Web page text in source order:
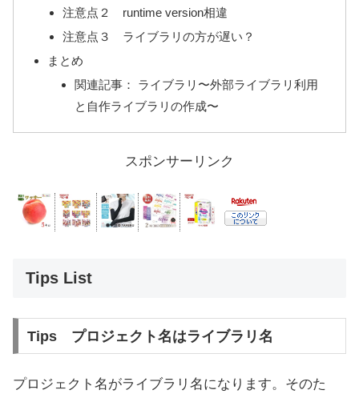
注意点２ runtime version相違
注意点３ ライブラリの方が遅い？
まとめ
関連記事： ライブラリ〜外部ライブラリ利用
と自作ライブラリの作成〜
スポンサーリンク
Tips List
Tips プロジェクト名はライブラリ名
プロジェクト名がライブラリ名になります。そのた